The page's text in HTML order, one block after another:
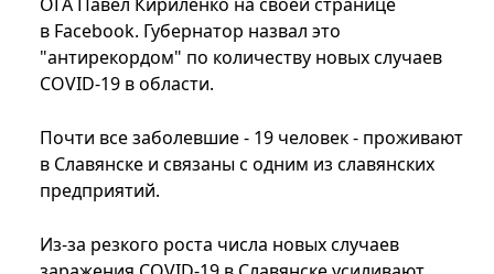
в Facebook. Губернатор назвал это
"антирекордом" по количеству новых случаев
COVID-19 в области.
Почти все заболевшие - 19 человек - проживают
в Славянске и связаны с одним из славянских
предприятий.
Из-за резкого роста числа новых случаев